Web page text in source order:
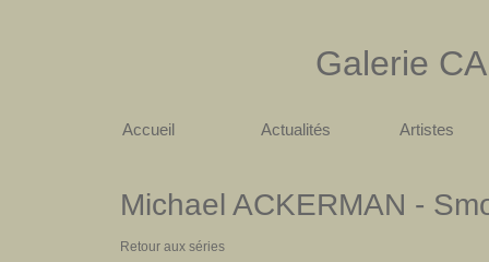
Galerie
Accueil Actualités Artistes
Michael ACKERMAN -
Retour aux séries